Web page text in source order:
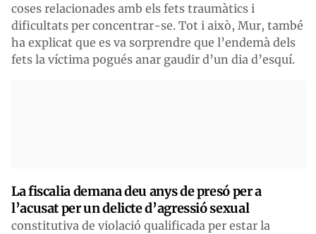
coses relacionades amb els fets traumàtics i
dificultats per concentrar-se. Tot i això, Mur, també
ha explicat que es va sorprendre que l’endemà dels
fets la víctima pogués anar gaudir d’un dia d’esquí.
La fiscalia demana deu anys de presó per a
l’acusat per un delicte d’agressió sexual
constitutiva de violació qualificada per estar la